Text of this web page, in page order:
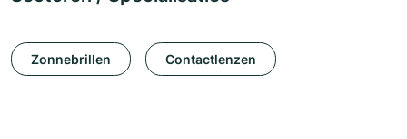
Zonnebrillen Contactlenzen